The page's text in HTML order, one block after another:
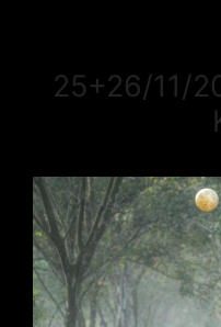
25+26/11/